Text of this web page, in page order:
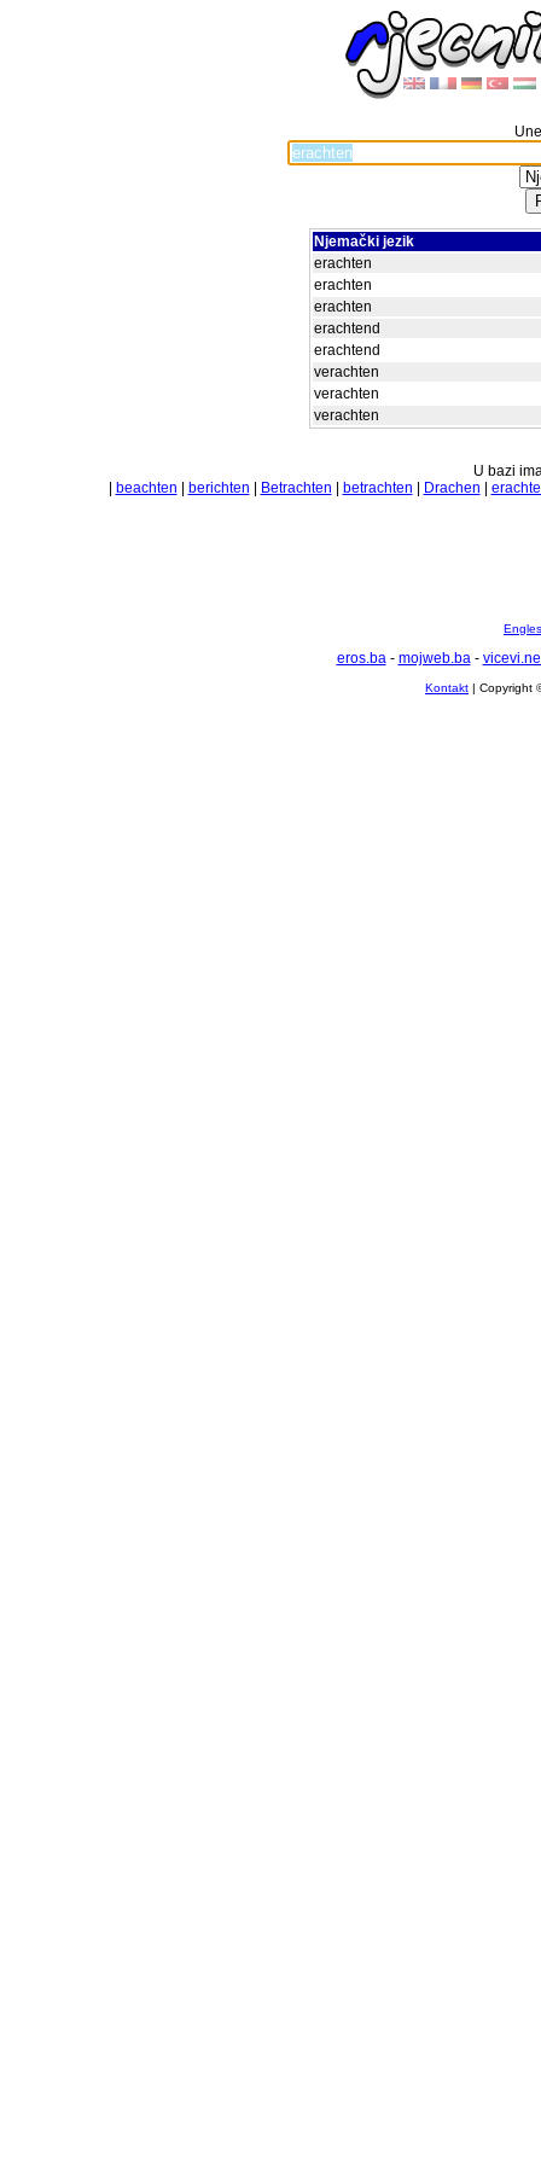
Njemački jezik
erachten
erachten
erachten
erachtend
erachtend
verachten
verachten
verachten
U bazi
beachten berichten Betrachten betrachten Drachen
eros.ba- mojweb.ba-
Kontakt | Copyright